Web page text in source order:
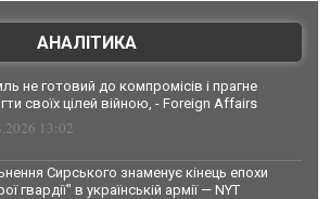
АНАЛІТИКА
не готовий до компромісів і прагне
своїх цілей війною, - Foreign Affairs
13:02
Сирського знаменує кінець епохи
гвардії" в українській армії — NYT